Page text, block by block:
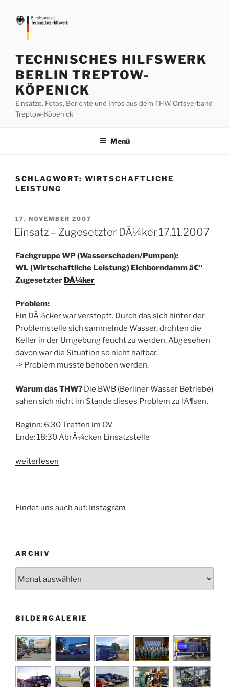
Inhalt
springen
TECHNISCHES HILFSWERK
BERLIN TREPTOW-
KÖPENICK
Einsätze, Fotos, Berichte und Infos aus dem THW Ortsverband
Treptow-Köpenick
Menü
SCHLAGWORT: WIRTSCHAFTLICHE
LEISTUNG
VERÖFFENTLICHT
AM
17. NOVEMBER 2007
Einsatz – Zugesetzter DÃ¼ker 17.11.2007
Fachgruppe WP (Wasserschaden/Pumpen):
WL (Wirtschaftliche Leistung) Eichborndamm â€“
Zugesetzter DÃ¼ker
Problem:
Ein DÃ¼cker war verstopft. Durch das sich hinter der
Problemstelle sich sammelnde Wasser, drohten die
Keller in der Umgebung feucht zu werden. Abgesehen
davon war die Situation so nicht haltbar.
-> Problem musste behoben werden.
Warum das THW? Die BWB (Berliner Wasser Betriebe)
sahen sich nicht im Stande dieses Problem zu lÃ¶sen.
Beginn: 6:30 Treffen im OV
Ende: 18:30 AbrÃ¼cken Einsatzstelle
„Einsatz
17.11.2007“
weiterlesen
Findet uns auch auf: Instagram
ARCHIV
BILDERGALERIE